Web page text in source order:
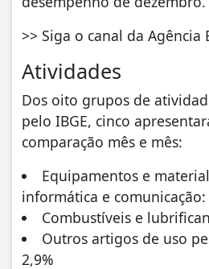
>> Siga o canal da Agência
Atividades
Dos oito grupos de
pelo IBGE, cinco
comparação mês e mês:
Equipamentos e
informática e comunicação:
Combustíveis e
Outros artigos de uso
2,9%